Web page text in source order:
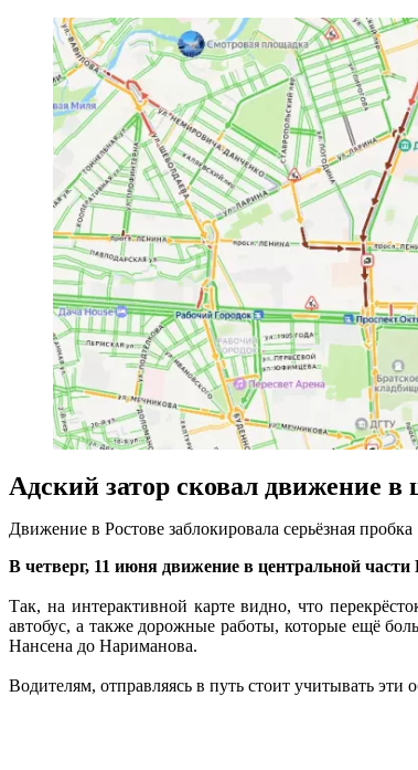
Адский затор сковал движение в
Движение в Ростове заблокировала серьёзная пробка
В четверг, 11 июня движение в центральной
Так, на интерактивной карте видно, что
автобус, а также дорожные работы, которые ещё
Нансена до Нариманова.
Водителям, отправляясь в путь стоит учитывать